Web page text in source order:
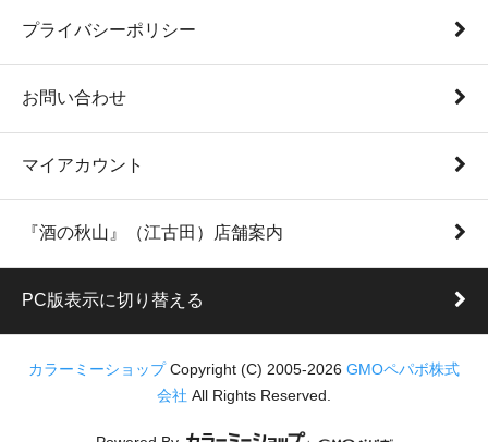
プライバシーポリシー
お問い合わせ
マイアカウント
『酒の秋山』（江古田）店舗案内
PC版表示に切り替える
カラーミーショップ Copyright (C) 2005-2026 GMOペパボ株式
会社 All Rights Reserved.